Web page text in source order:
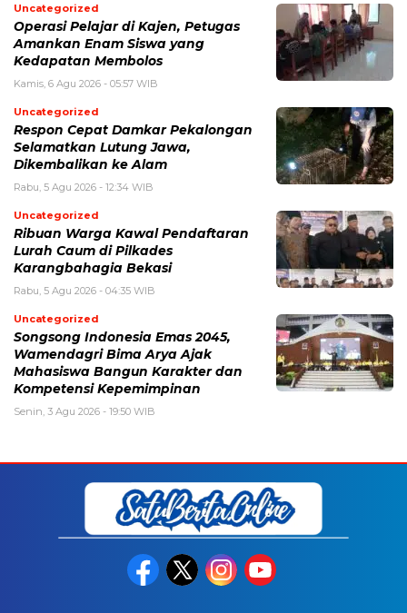
Uncategorized
Operasi Pelajar di Kajen, Petugas
Amankan Enam Siswa yang
Kedapatan Membolos
Kamis, 6 Agu 2026 - 05:57 WIB
Uncategorized
Respon Cepat Damkar Pekalongan
Selamatkan Lutung Jawa,
Dikembalikan ke Alam
Rabu, 5 Agu 2026 - 12:34 WIB
Uncategorized
Ribuan Warga Kawal Pendaftaran
Lurah Caum di Pilkades
Karangbahagia Bekasi
Rabu, 5 Agu 2026 - 04:35 WIB
Uncategorized
Songsong Indonesia Emas 2045,
Wamendagri Bima Arya Ajak
Mahasiswa Bangun Karakter dan
Kompetensi Kepemimpinan
Senin, 3 Agu 2026 - 19:50 WIB